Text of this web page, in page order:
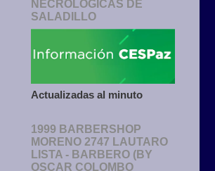
NECROLOGICAS DE
SALADILLO
Actualizadas al minuto
1999 BARBERSHOP
MORENO 2747 LAUTARO
LISTA - BARBERO (BY
OSCAR COLOMBO